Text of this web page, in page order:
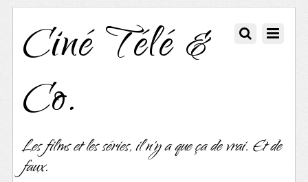
Ciné Télé &
Co.
Les films et les séries, il n'y a que ça de vrai. Et de
faux.